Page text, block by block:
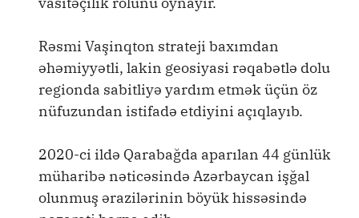
Rəsmi Vaşinqton strateji baxımdan
əhəmiyyətli, lakin geosiyasi rəqabətlə dolu
regionda sabitliyə yardım etmək üçün öz
nüfuzundan istifadə etdiyini açıqlayıb.
2020-ci ildə Qarabağda aparılan 44 günlük
müharibə nəticəsində Azərbaycan işğal
olunmuş ərazilərinin böyük hissəsində